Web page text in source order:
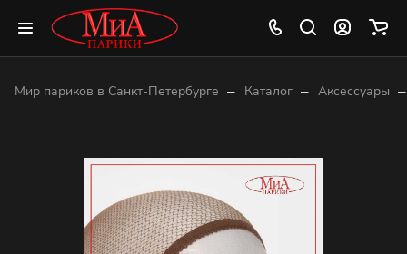
Мир париков в Санкт-Петербурге – Каталог – Аксессуары –